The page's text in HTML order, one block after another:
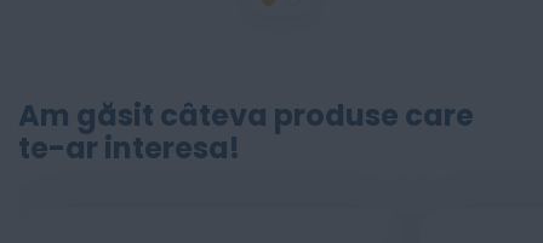
Am găsit câteva produse care
te-ar interesa!